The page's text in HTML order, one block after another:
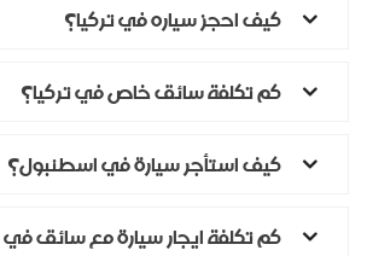
كيف احجز سياره في تركيا؟
كم تكلفة سائق خاص في تركيا؟
كيف استأجر سيارة في اسطنبول؟
كم تكلفة ايجار سيارة مع سائق